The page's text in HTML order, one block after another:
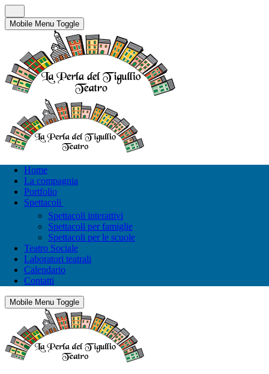
Mobile Menu Toggle
Home
La compagnia
Portfolio
Spettacoli
Spettacoli interattivi
Spettacoli per famiglie
Spettacoli per le scuole
Teatro Sociale
Laboratori teatrali
Calendario
Contatti
Mobile Menu Toggle